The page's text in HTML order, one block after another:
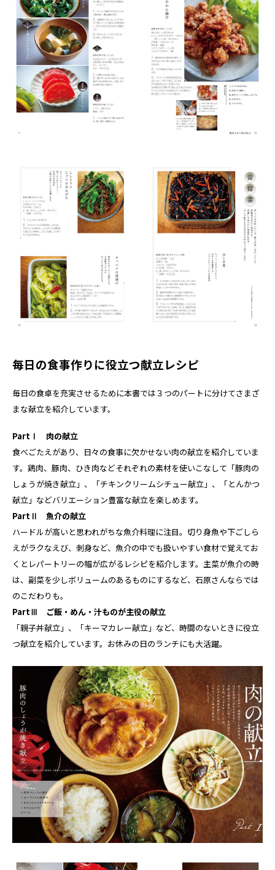
毎日の食事作りに役立つ献立レシピ
毎日の食卓を充実させるために本書では３つのパートに分けてさまざ
まな献立を紹介しています。
PartⅠ 肉の献立
食べごたえがあり、日々の食事に欠かせない肉の献立を紹介していま
す。鶏肉、豚肉、ひき肉などそれぞれの素材を使いこなして「豚肉の
しょうが焼き献立」、「チキンクリームシチュー献立」、「とんかつ
献立」などバリエーション豊富な献立を楽しめます。
PartⅡ 魚介の献立
ハードルが高いと思われがちな魚介料理に注目。切り身魚や下ごしら
えがラクなえび、刺身など、魚介の中でも扱いやすい食材で覚えてお
くとレパートリーの幅が広がるレシピを紹介します。主菜が魚介の時
は、副菜を少しボリュームのあるものにするなど、石原さんならでは
のこだわりも。
PartⅢ ご飯・めん・汁ものが主役の献立
「親子丼献立」、「キーマカレー献立」など、時間のないときに役立
つ献立を紹介しています。お休みの日のランチにも大活躍。